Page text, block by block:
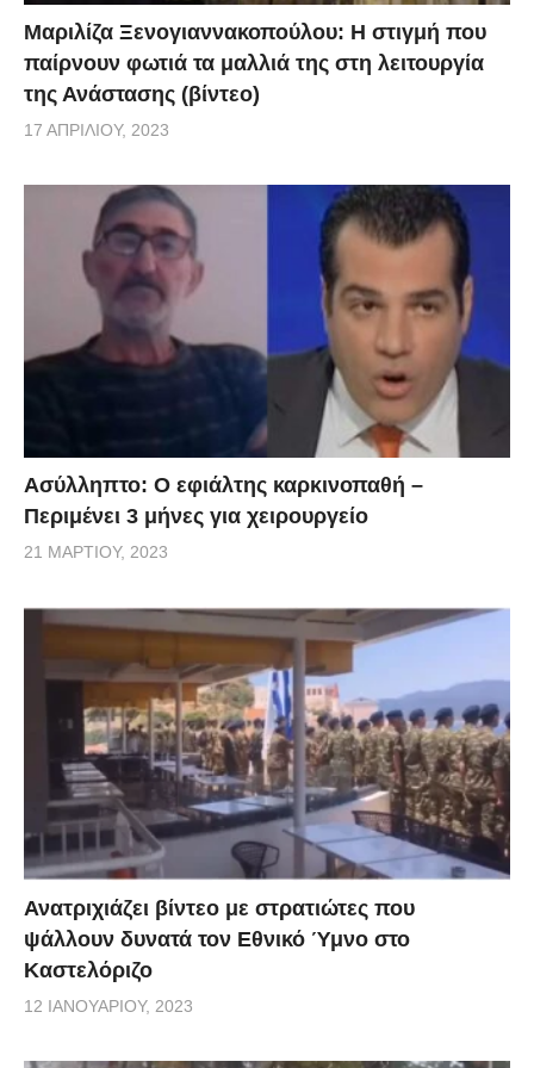
(07:00, 08:00, 09:00)
Εκτεταμένοι έλεγχοι σε χώρους εργασίας και
συναθροίσεων (π.χ, σχολεία, Μέσα Μαζικής
Μεταφοράς, νοσοκομεία)
Αποφασίζεται η διανομή θετικών κρουσμάτων (π.χ.
παράνομοι μετανάστες) η διαμονή σε ξενοδοχεία
Μαριλίζα Ξενογιαννακοπούλου: Η στιγμή που
παίρνουν φωτιά τα μαλλιά της στη λειτουργία
της Ανάστασης (βίντεο)
17 ΑΠΡΙΛΊΟΥ, 2023
Ασύλληπτο: Ο εφιάλτης καρκινοπαθή –
Περιμένει 3 μήνες για χειρουργείο
21 ΜΑΡΤΊΟΥ, 2023
Ανατριχιάζει βίντεο με στρατιώτες που
ψάλλουν δυνατά τον Εθνικό Ύμνο στο
Καστελόριζο
12 ΙΑΝΟΥΑΡΊΟΥ, 2023